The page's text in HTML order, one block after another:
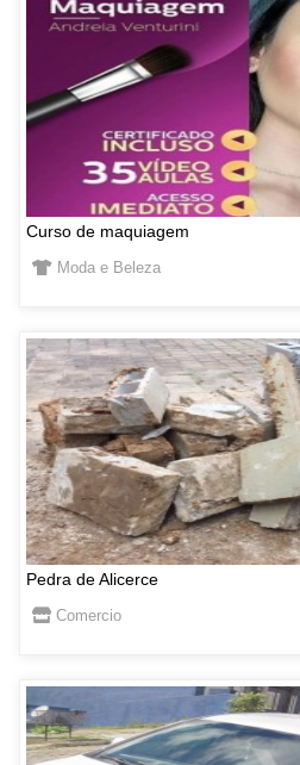
Curso de maquiagem
Moda e Beleza
Pedra de Alicerce
Comercio